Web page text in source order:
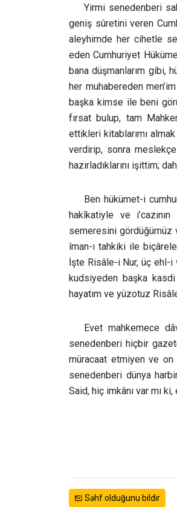
Yirmi senedenberi
geniş sûretini veren
aleyhimde her cihetle
eden Cumhuriyet
bana düşmanlarım gibi,
her muhabereden
başka kimse ile beni
fırsat bulup, tam
ettikleri kitablarımı
verdirip, sonra
hazırladıklarını işittim;
Ben hükümet-i
hakîkatiyle ve
semeresini gördüğümüz
îman-ı tahkiki ile
İşte Risâle-i Nur, üç ehl-
kudsiyeden başka
hayatım ve yüzotuz
Evet mahkemece
senedenberi hiçbir
müracaat etmiyen ve on
senedenberi dünya
Said, hiç imkânı var mı
Səhf olduğunu bildir